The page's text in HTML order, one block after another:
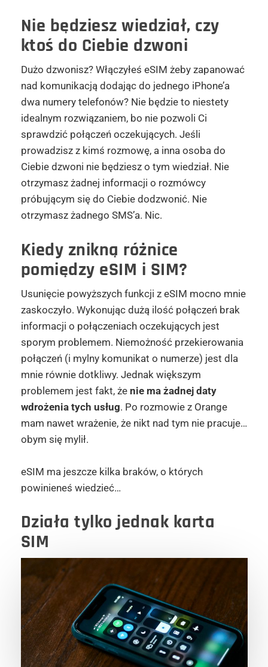
Nie będziesz wiedział, czy
ktoś do Ciebie dzwoni
Dużo dzwonisz? Włączyłeś eSIM żeby zapanować
nad komunikacją dodając do jednego iPhone’a
dwa numery telefonów? Nie będzie to niestety
idealnym rozwiązaniem, bo nie pozwoli Ci
sprawdzić połączeń oczekujących. Jeśli
prowadzisz z kimś rozmowę, a inna osoba do
Ciebie dzwoni nie będziesz o tym wiedział. Nie
otrzymasz żadnej informacji o rozmówcy
próbującym się do Ciebie dodzwonić. Nie
otrzymasz żadnego SMS’a. Nic.
Kiedy znikną różnice
pomiędzy eSIM i SIM?
Usunięcie powyższych funkcji z eSIM mocno mnie
zaskoczyło. Wykonując dużą ilość połączeń brak
informacji o połączeniach oczekujących jest
sporym problemem. Niemożność przekierowania
połączeń (i mylny komunikat o numerze) jest dla
mnie równie dotkliwy. Jednak większym
problemem jest fakt, że nie ma żadnej daty
wdrożenia tych usług. Po rozmowie z Orange
mam nawet wrażenie, że nikt nad tym nie pracuje…
obym się mylił.
eSIM ma jeszcze kilka braków, o których
powinieneś wiedzieć…
Działa tylko jednak karta
SIM